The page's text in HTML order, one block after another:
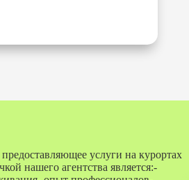
предоставляющее услуги на курортах
нашего агентства является:-